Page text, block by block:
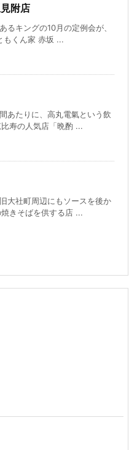
附店
るキングの10月の定例会が、
もくん家 赤坂 ...
あたりに、高丸電氣という飲
寿の人気店「晩酌 ...
大社町周辺にもソースを後か
きそばを供する店 ...